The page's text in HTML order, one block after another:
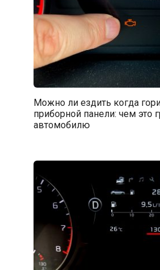
Можно ли ездить когда
приборной панели: чем это
автомобилю